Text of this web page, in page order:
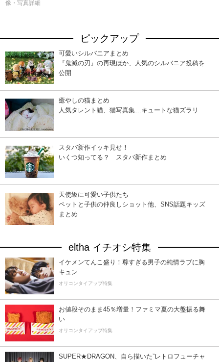
像・写真詳細
ピックアップ
可愛いシルバニアまとめ
『鬼滅の刃』の再現ほか、人気のシルバニア投稿を
公開
癒やしの猫まとめ
人気タレント猫、猫写真集…キュートな猫ズラリ
スタバ新作イッキ見せ！
いくつ知ってる？ スタバ新作まとめ
天使級に可愛い子供たち
ペットと子供の仲良しショット他、SNS話題キッズ
まとめ
eltha イチオシ特集
イケメンてんこ盛り！尊すぎる男子の純情ラブに胸
キュン
オリコンタイアップ特集
お値段そのまま45％増量！ファミマ夏の大盤振る舞
い
オリコンタイアップ特集
SUPER★DRAGON、自ら描いた”レトロフューチャ